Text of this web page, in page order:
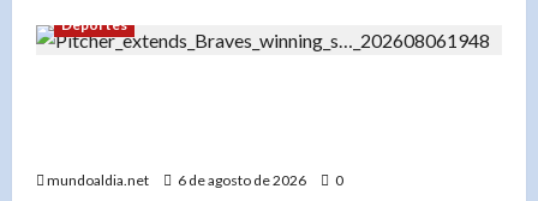
Deportes
mundoaldia.net 6 de agosto de 2026 0